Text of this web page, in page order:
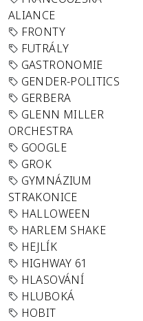
ALIANCE
FRONTY
FUTRÁLY
GASTRONOMIE
GENDER-POLITICS
GERBERA
GLENN MILLER
ORCHESTRA
GOOGLE
GROK
GYMNÁZIUM
STRAKONICE
HALLOWEEN
HARLEM SHAKE
HEJLÍK
HIGHWAY 61
HLASOVÁNÍ
HLUBOKÁ
HOBIT